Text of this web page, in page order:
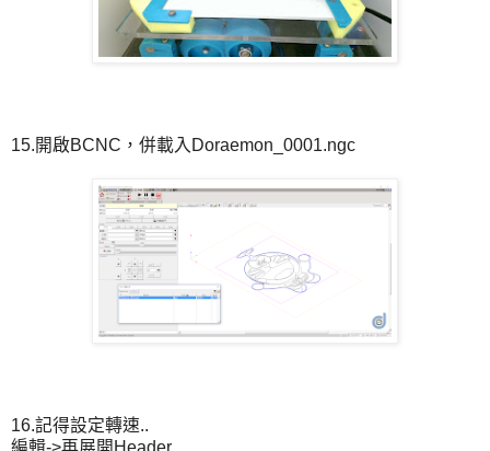
15.開啟BCNC，併載入Doraemon_0001.ngc
16.記得設定轉速..
編輯->再展開Header